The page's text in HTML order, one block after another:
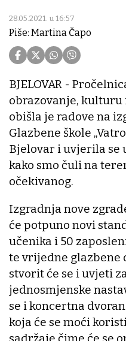
28.05.2021. u 16:57
Piše: Martina Čapo
BJELOVAR -
obrazovanje, kulturu
obišla je radove na
Glazbene škole
Bjelovar i uvjerila se
kako smo čuli na
očekivanog.
Izgradnja nove
će potpuno novi
učenika i 50
te vrijedne glazbene
stvorit će se i uvjeti
jednosmjenske
se i koncertna
koja će se moći